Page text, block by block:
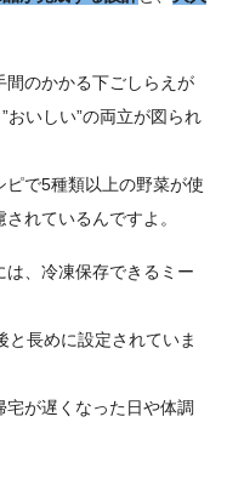
のかかる下ごしらえが
おいしい”の両立が図られ
で5種類以上の野菜が使
れているんですよ。
は、冷凍保存できるミー
長めに設定されていま
が遅くなった日や体調